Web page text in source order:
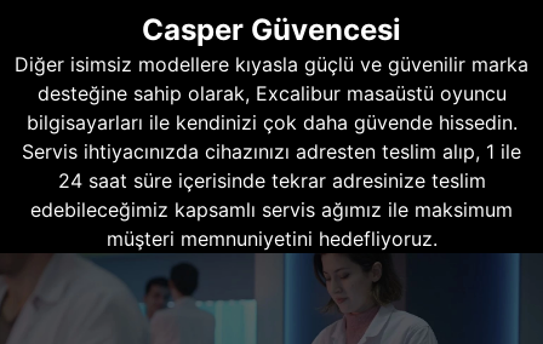
Casper Güvencesi
Diğer isimsiz modellere kıyasla güçlü ve güvenilir marka
desteğine sahip olarak, Excalibur masaüstü oyuncu
bilgisayarları ile kendinizi çok daha güvende hissedin.
Servis ihtiyacınızda cihazınızı adresten teslim alıp, 1 ile
24 saat süre içerisinde tekrar adresinize teslim
edebileceğimiz kapsamlı servis ağımız ile maksimum
müşteri memnuniyetini hedefliyoruz.